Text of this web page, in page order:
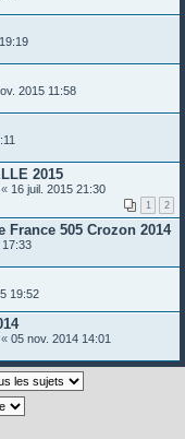
2015 11:58
2015
« 16 juil. 2015 21:30
1 2
505 Crozon 2014
17:33
19:52
« 05 nov. 2014 14:01